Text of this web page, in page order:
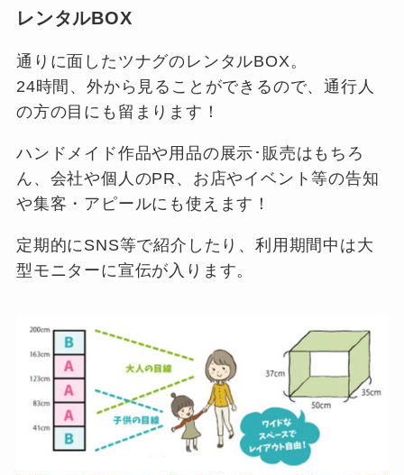
レンタルBOX
通りに面したツナグのレンタルBOX。
24時間、外から見ることができるので、通行人
の方の目にも留まります！
ハンドメイド作品や用品の展示･販売はもちろ
ん、会社や個人のPR、お店やイベント等の告知
や集客・アピールにも使えます！
定期的にSNS等で紹介したり、利用期間中は大
型モニターに宣伝が入ります。